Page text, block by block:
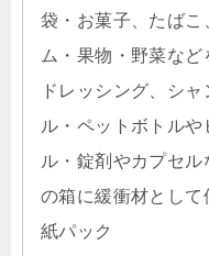
袋・お菓子、たば
ム・果物・野菜など
ドレッシング、シ
ル・ペットボトル
ル・錠剤やカプセ
の箱に緩衝材として
紙パック